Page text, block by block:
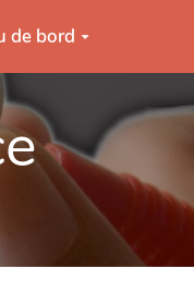
de bord